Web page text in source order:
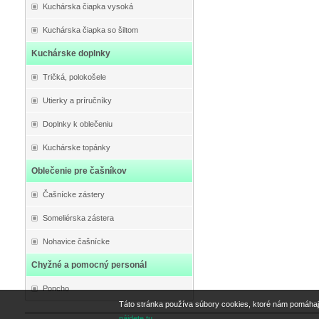
Kuchárska čiapka vysoká
Kuchárska čiapka so šiltom
Kuchárske doplnky
Tričká, polokošele
Utierky a príručníky
Doplnky k oblečeniu
Kuchárske topánky
Oblečenie pre čašníkov
Čašnícke zástery
Someliérska zástera
Nohavice čašnícke
Chyžné a pomocný personál
Poncho
Táto stránka používa súbory cookies, ktoré nám